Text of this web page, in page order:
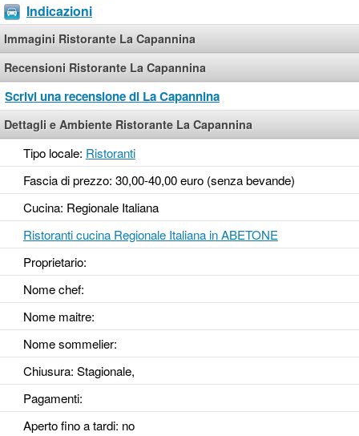
Indicazioni
Immagini Ristorante La Capannina
Recensioni Ristorante La Capannina
Scrivi una recensione di La Capannina
Dettagli e Ambiente Ristorante La Capannina
Tipo locale: Ristoranti
Fascia di prezzo: 30,00-40,00 euro (senza bevande)
Cucina: Regionale Italiana
Ristoranti cucina Regionale Italiana in ABETONE
Proprietario:
Nome chef:
Nome maitre:
Nome sommelier:
Chiusura: Stagionale,
Pagamenti:
Aperto fino a tardi: no